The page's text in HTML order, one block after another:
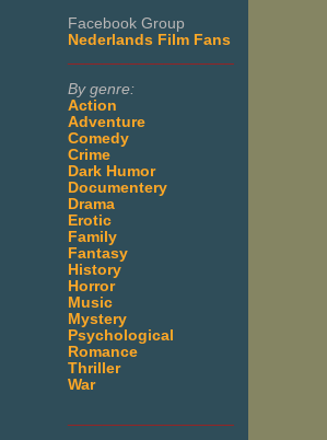
Facebook Group
Nederlands Film Fans
By genre:
Action
Adventure
Comedy
Crime
Dark Humor
Documentery
Drama
Erotic
Family
Fantasy
History
Horror
Music
Mystery
Psychological
Romance
Thriller
War